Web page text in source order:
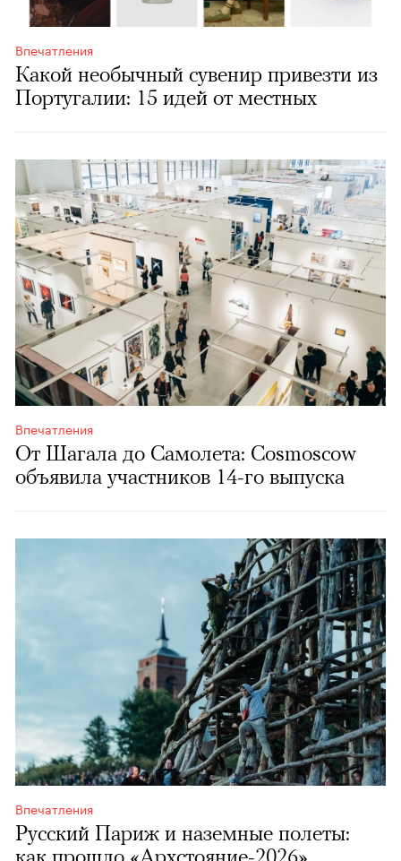
Впечатления
Какой необычный сувенир привезти из
Португалии: 15 идей от местных
Впечатления
От Шагала до Самолета: Cosmoscow
объявила участников 14-го выпуска
Впечатления
Русский Париж и наземные полеты: